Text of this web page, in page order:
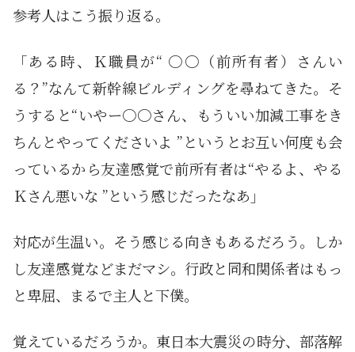
参考人はこう振り返る。
「ある時、Ｋ職員が“ 〇〇（前所有者）さんい
る？”なんて新幹線ビルディングを尋ねてきた。そ
うすると“いやー〇〇さん、もういい加減工事をき
ちんとやってくださいよ ”というとお互い何度も会
っているから友達感覚で前所有者は“やるよ、やる
Ｋさん悪いな ”という感じだったなあ」
対応が生温い。そう感じる向きもあるだろう。しか
し友達感覚などまだマシ。行政と同和関係者はもっ
と卑屈、まるで主人と下僕。
覚えているだろうか。東日本大震災の時分、部落解